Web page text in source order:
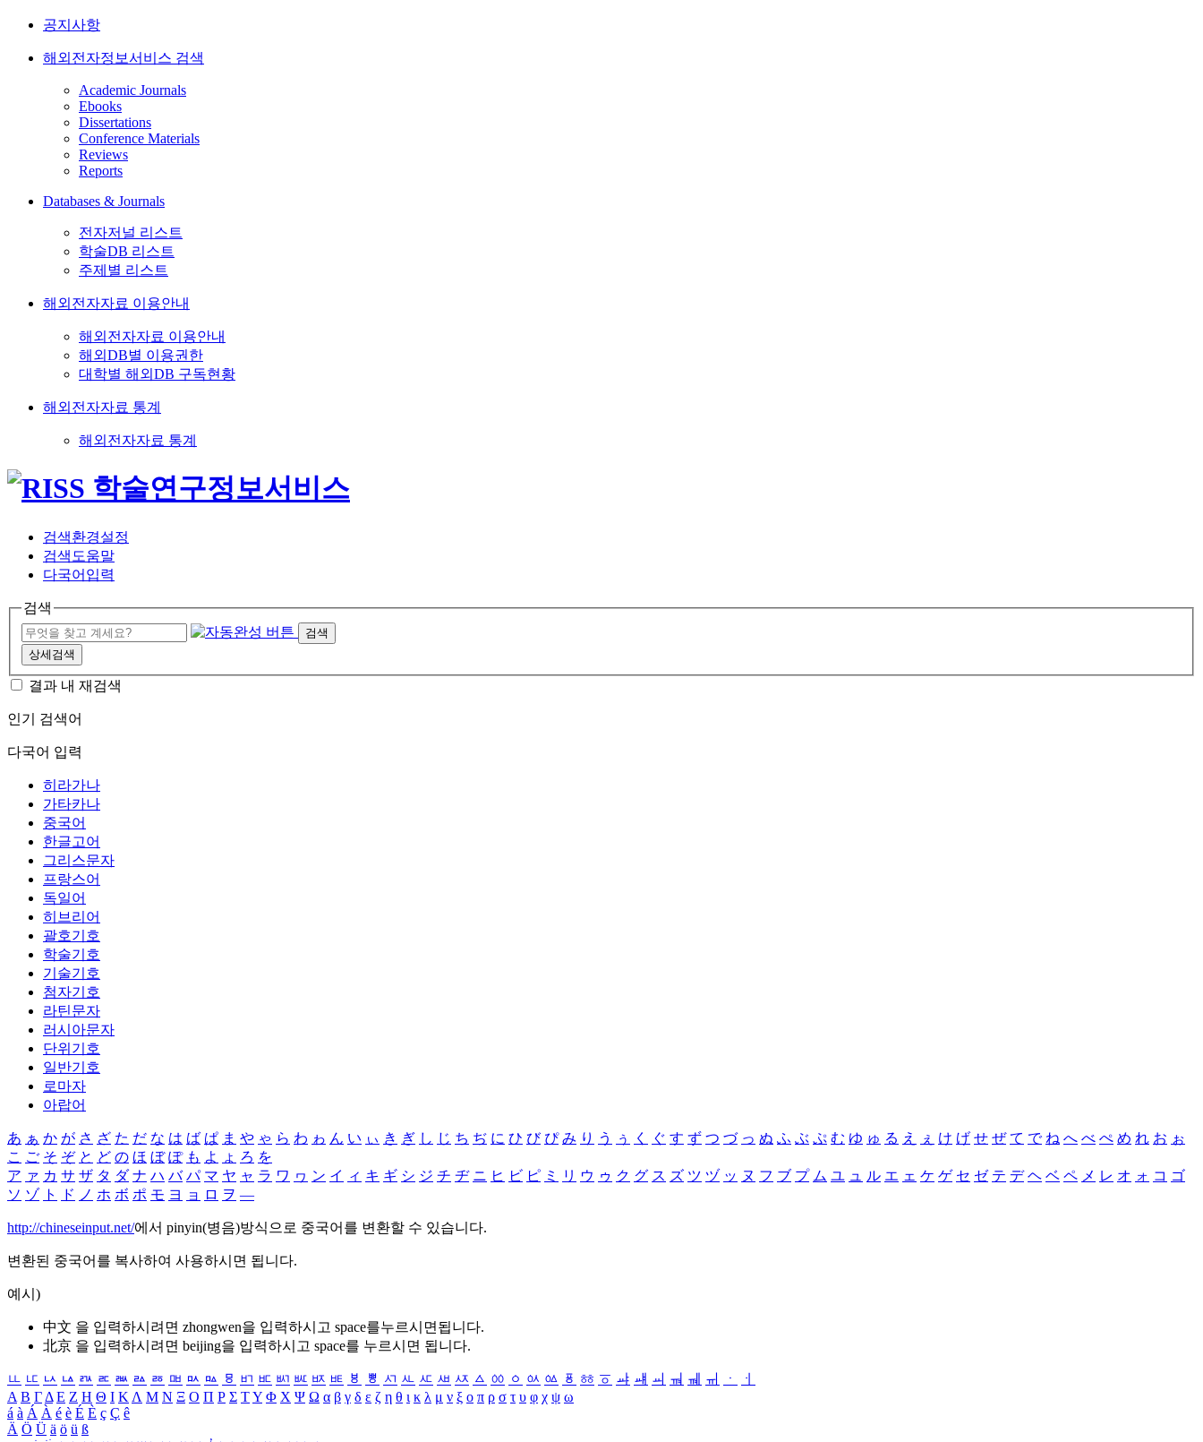
공지사항
해외전자정보서비스 검색
Academic Journals
Ebooks
Dissertations
Conference Materials
Reviews
Reports
Databases & Journals
전자저널 리스트
학술DB 리스트
주제별 리스트
해외전자자료 이용안내
해외전자자료 이용안내
해외DB별 이용권한
대학별 해외DB 구독현황
해외전자자료 통계
해외전자자료 통계
검색환경설정
검색도움말
다국어입력
검색
검색
상세검색
결과 내 재검색
인기 검색어
다국어 입력
히라가나
가타카나
중국어
한글고어
그리스문자
프랑스어
독일어
히브리어
괄호기호
학술기호
기술기호
첨자기호
라틴문자
러시아문자
단위기호
일반기호
로마자
아랍어
あ ぁ か が さ ざ た だ な は ば ぱ ま や ゃ ら わ ゎ ん い ぃ き ぎ し じ ち ぢ に ひ び ぴ み り う ぅ く ぐ す ず つ づ っ ぬ ふ ぶ ぷ む ゆ ゅ る え ぇ け げ せ ぜ て で ね へ べ ぺ め れ お ぉ
こ ご そ ぞ と ど の ほ ぼ ぽ も よ ょ ろ を
ア ァ カ サ ザ タ ダ ナ ハ バ パ マ ヤ ャ ラ ワ ヮ ン イ ィ キ ギ シ ジ チ ヂ ニ ヒ ビ ピ ミ リ ウ ゥ ク グ ス ズ ツ ヅ ッ ヌ フ ブ プ ム ユ ュ ル エ ェ ケ ゲ セ ゼ テ デ ヘ ベ ペ メ レ オ ォ コ ゴ
ソ ゾ ト ド ノ ホ ボ ポ モ ヨ ョ ロ ヲ ―
http://chineseinput.net/에서 pinyin(병음)방식으로 중국어를 변환할 수 있습니다.
변환된 중국어를 복사하여 사용하시면 됩니다.
예시)
中文 을 입력하시려면 zhongwen을 입력하시고 space를누르시면됩니다.
北京 을 입력하시려면 beijing을 입력하시고 space를 누르시면 됩니다.
ㅥ ㅦ ㅧ ㅨ ㅩ ㅪ ㅫ ㅬ ㅭ ㅮ ㅯ ㅰ ㅱ ㅲ ㅳ ㅴ ㅵ ㅶ ㅷ ㅸ ㅹ ㅺ ㅻ ㅼ ㅽ ㅾ ㅿ ㆀ ㆁ ㆂ ㆃ ㆄ ㆅ ㆆ ㆇ ㆈ ㆉ ㆊ ㆋ ㆌ ㆍ
ㆎ
Α Β ΓΔ Ε Ζ Η Θ Ι ΚΛ Μ Ν Ξ Ο Π Ρ Σ ΤΥ Φ Χ Ψ Ω α β γ δ ε ζ η θ ι κ λ μ ν ξ ο π ρ σ τ υ φ χ ψ ω
á à Á À é è É È ç Ç ê
Ä Ö Ü ä ö ü ß